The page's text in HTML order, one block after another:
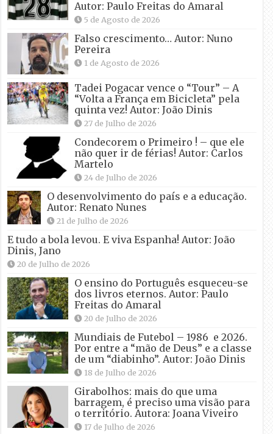
Autor: Paulo Freitas do Amaral
5 de Agosto de 2026
Falso crescimento… Autor: Nuno
Pereira
1 de Agosto de 2026
Tadei Pogacar vence o “Tour” – A
“Volta a França em Bicicleta” pela
quinta vez! Autor: João Dinis
27 de Julho de 2026
Condecorem o Primeiro ! – que ele
não quer ir de férias! Autor: Carlos
Martelo
24 de Julho de 2026
O desenvolvimento do país e a educação.
Autor: Renato Nunes
21 de Julho de 2026
E tudo a bola levou. E viva Espanha! Autor: João
Dinis, Jano
20 de Julho de 2026
O ensino do Português esqueceu-se
dos livros eternos. Autor: Paulo
Freitas do Amaral
20 de Julho de 2026
Mundiais de Futebol – 1986 e 2026.
Por entre a “mão de Deus” e a classe
de um “diabinho”. Autor: João Dinis
18 de Julho de 2026
Girabolhos: mais do que uma
barragem, é preciso uma visão para
o território. Autora: Joana Viveiro
17 de Julho de 2026